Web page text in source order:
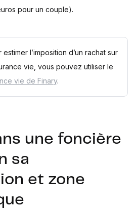
pour un couple).
estimer l’imposition d’un rachat sur
vie, vous pouvez utiliser le
vie de Finary.
une foncière
sa
et zone